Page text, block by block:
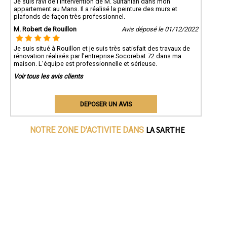
appartement au Mans. Il a réalisé la peinture des murs et
plafonds de façon très professionnel.
M. Robert de Rouillon
Avis déposé le 01/12/2022
Je suis situé à Rouillon et je suis très satisfait des travaux de
rénovation réalisés par l'entreprise Socorebat 72 dans ma
maison. L'équipe est professionnelle et sérieuse.
Voir tous les avis clients
DEPOSER UN AVIS
NOTRE ZONE D'ACTIVITE DANS LA SARTHE